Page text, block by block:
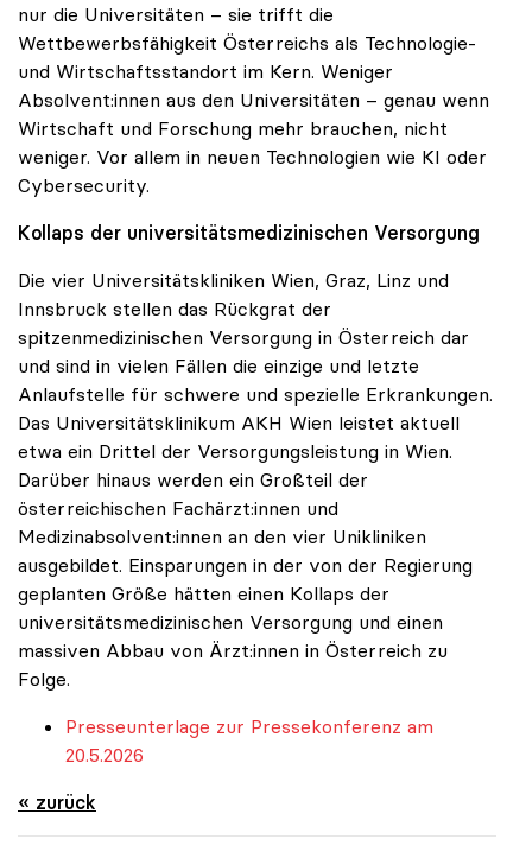
nur die Universitäten – sie trifft die
Wettbewerbsfähigkeit Österreichs als Technologie-
und Wirtschaftsstandort im Kern. Weniger
Absolvent:innen aus den Universitäten – genau wenn
Wirtschaft und Forschung mehr brauchen, nicht
weniger. Vor allem in neuen Technologien wie KI oder
Cybersecurity.
Kollaps der universitätsmedizinischen Versorgung
Die vier Universitätskliniken Wien, Graz, Linz und
Innsbruck stellen das Rückgrat der
spitzenmedizinischen Versorgung in Österreich dar
und sind in vielen Fällen die einzige und letzte
Anlaufstelle für schwere und spezielle Erkrankungen.
Das Universitätsklinikum AKH Wien leistet aktuell
etwa ein Drittel der Versorgungsleistung in Wien.
Darüber hinaus werden ein Großteil der
österreichischen Fachärzt:innen und
Medizinabsolvent:innen an den vier Unikliniken
ausgebildet. Einsparungen in der von der Regierung
geplanten Größe hätten einen Kollaps der
universitätsmedizinischen Versorgung und einen
massiven Abbau von Ärzt:innen in Österreich zu
Folge.
Presseunterlage zur Pressekonferenz am
20.5.2026
« zurück